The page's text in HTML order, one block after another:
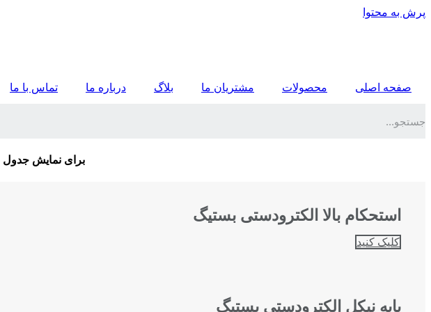
پرش به محتوا
صفحه اصلی محصولات مشتریان ما بلاگ درباره ما تماس با ما
برای نمایش جدول
استحکام بالا الکترودستی بستیگ
کلیک کنید
پایه نیکل الکترودستی بستیگ